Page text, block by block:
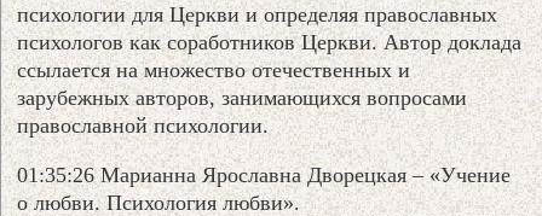
психологии для Церкви и определяя православных
психологов как соработников Церкви. Автор доклада
ссылается на множество отечественных и
зарубежных авторов, занимающихся вопросами
православной психологии.
01:35:26 Марианна Ярославна Дворецкая – «Учение
о любви. Психология любви».